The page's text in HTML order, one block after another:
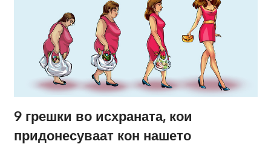
9 грешки во исхраната, кои
придонесуваат кон нашето